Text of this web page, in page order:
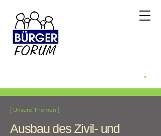
.
[ Unsere Themen ]
Ausbau des Zivil- und